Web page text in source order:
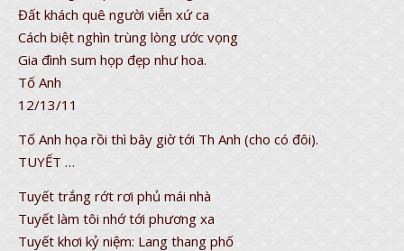
Đất khách quê người viễn xứ ca
Cách biệt nghìn trùng lòng ước vọng
Gia đình sum họp đẹp như hoa.
Tố Anh
12/13/11
Tố Anh họa rồi thì bây giờ tới Th Anh (cho có đôi).
TUYẾT …
Tuyết trắng rớt rơi phủ mái nhà
Tuyết làm tôi nhớ tới phương xa
Tuyết khơi kỷ niệm: Lang thang phố